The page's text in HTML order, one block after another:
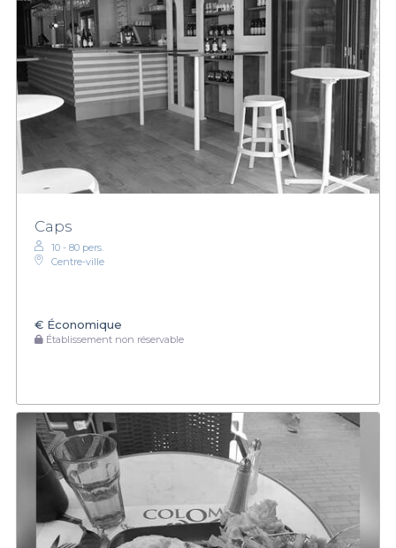
Caps
10 - 80 pers.
Centre-ville
€ Économique
Établissement non réservable